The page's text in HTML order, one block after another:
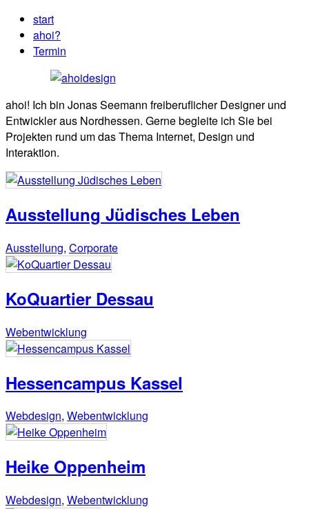
start
ahoi?
Termin
ahoi! Ich bin Jonas Seemann freiberuflicher Designer und
Entwickler aus Nordhessen. Gerne begleite ich Sie bei
Projekten rund um das Thema Internet, Design und
Interaktion.
Ausstellung Jüdisches Leben
Ausstellung, Corporate
KoQuartier Dessau
Webentwicklung
Hessencampus Kassel
Webdesign, Webentwicklung
Heike Oppenheim
Webdesign, Webentwicklung